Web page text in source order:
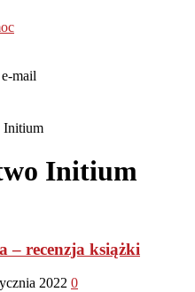
mail
Initium
Initium
– recenzja książki
2022 0